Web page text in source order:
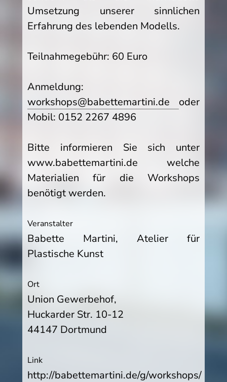
Umsetzung unserer sinnlichen
Erfahrung des lebenden Modells.
Teilnahmegebühr: 60 Euro
Anmeldung:
workshops@babettemartini.de oder
Mobil: 0152 2267 4896
Bitte informieren Sie sich unter
www.babettemartini.de welche
Materialien für die Workshops
benötigt werden.
Veranstalter
Babette Martini, Atelier für
Plastische Kunst
Ort
Union Gewerbehof,
Huckarder Str. 10-12
44147 Dortmund
Link
http://babettemartini.de/g/workshops/